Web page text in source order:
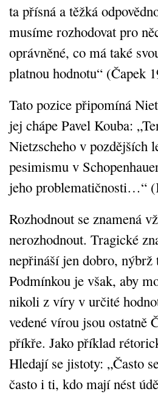
ta přísná a těžká
musíme rozhodovat pro
oprávněné, co má také
platnou hodnotu“ (Čapek
Tato pozice připomíná
jej chápe Pavel Kouba:
Nietzscheho v pozdějších
pesimismu v
jeho problematičnosti…“
Rozhodnout se znamená
nerozhodnout. Tragické
nepřináší jen dobro,
Podmínkou je však, aby
nikoli z víry v určité
vedené vírou jsou ostatně
příkře. Jako příklad
Hledají se jistoty: „Často
často i ti, kdo mají nést